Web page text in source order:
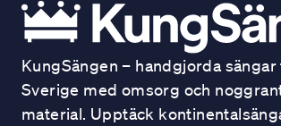
KungSängen – handgjorda
Sverige med omsorg och
material. Upptäck